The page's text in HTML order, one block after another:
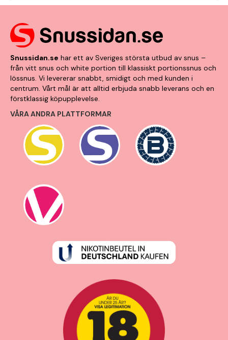
Snussidan.se har ett av Sveriges största utbud av snus –
från vitt snus och white portion till klassiskt portionssnus och
lössnus. Vi levererar snabbt, smidigt och med kunden i
centrum. Vårt mål är att alltid erbjuda snabb leverans och en
förstklassig köpupplevelse.
VÅRA ANDRA PLATTFORMAR